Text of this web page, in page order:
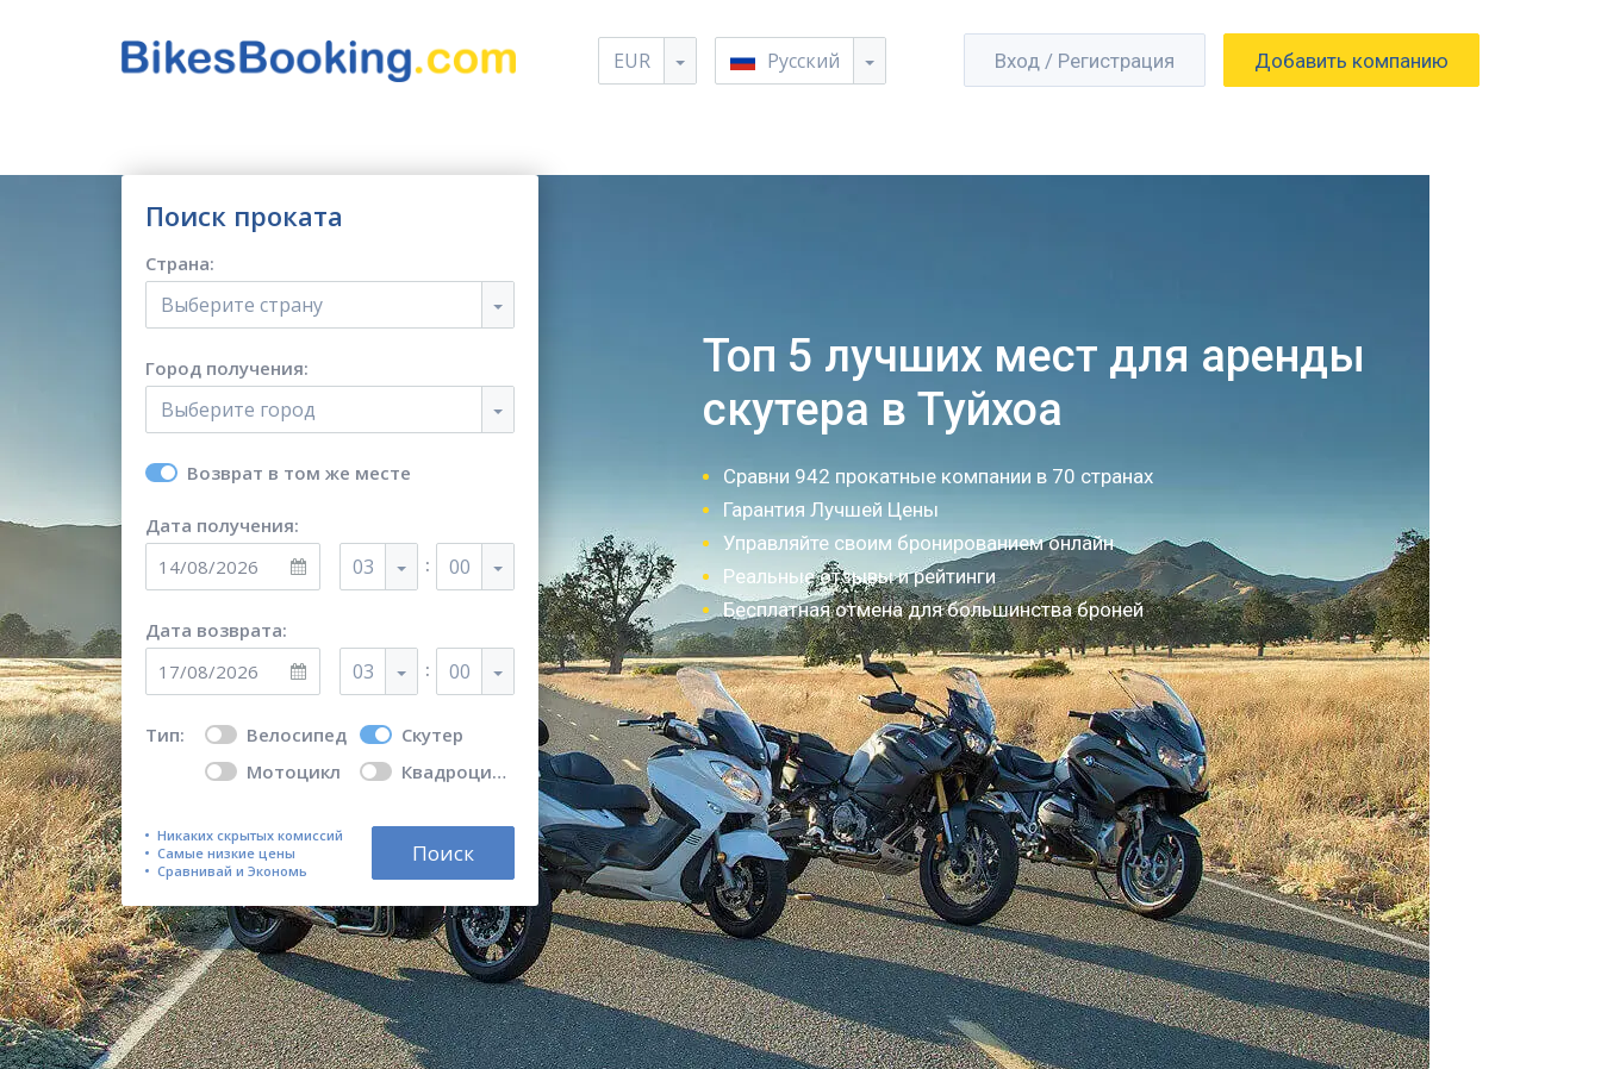
EUR Русский Вход / Регистрация Добавить компанию
Поиск проката
Страна:
Выберите страну
Город получения:
Выберите город
Возврат в том же месте
Дата получения:
03 : 00
Дата возврата:
03 : 00
Тип: Велосипед
Скутер
Мотоцикл
Квадроцикл
Никаких скрытых комиссий
Самые низкие цены
Сравнивай и Экономь
Поиск
Топ 5 лучших мест для аренды
скутера в Туйхоа
Сравни 942 прокатные компании в 70 странах
Гарантия Лучшей Цены
Управляйте своим бронированием онлайн
Реальные отзывы и рейтинги
Бесплатная отмена для большинства броней
Как это работает?